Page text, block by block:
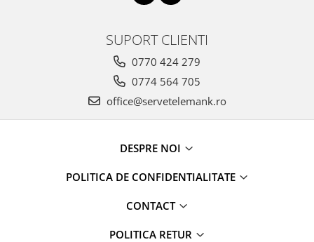
SUPORT CLIENTI
0770 424 279
0774 564 705
office@servetelemank.ro
DESPRE NOI
POLITICA DE CONFIDENTIALITATE
CONTACT
POLITICA RETUR